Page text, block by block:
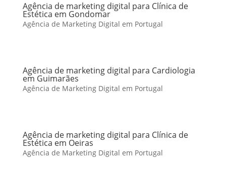
Agência de marketing digital para Clínica de
Estética em Gondomar
Agência de Marketing Digital em Portugal
Agência de marketing digital para Cardiologia
em Guimarães
Agência de Marketing Digital em Portugal
Agência de marketing digital para Clínica de
Estética em Oeiras
Agência de Marketing Digital em Portugal